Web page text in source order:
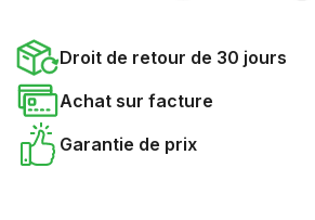
Droit de retour de 30 jours
Achat sur facture
Garantie de prix